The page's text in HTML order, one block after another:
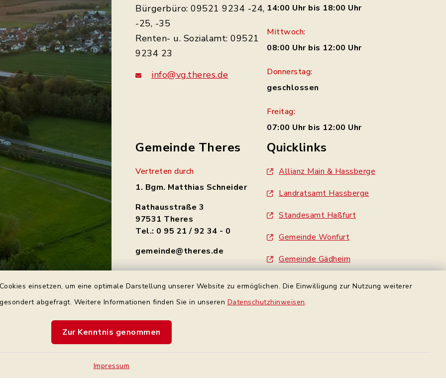
einsetzen, um eine optimale Darstellung unserer Website zu ermöglichen. Die Einwilligung zur Nutzung weiterer
abgefragt. Weitere Informationen finden Sie in unseren Datenschutzhinweisen.
Zur Kenntnis genommen
Impressum
Bürgerbüro: 09521 9234 -24,
-25, -35
Renten- u. Sozialamt: 09521
9234 23
info@vg.theres.de
14:00 Uhr bis 18:00 Uhr
Mittwoch:
08:00 Uhr bis 12:00 Uhr
Donnerstag:
geschlossen
Freitag:
07:00 Uhr bis 12:00 Uhr
Gemeinde Theres
Vertreten durch
1. Bgm. Matthias Schneider
Rathausstraße 3
97531 Theres
Tel.: 0 95 21 / 92 34 - 0
gemeinde@theres.de
Quicklinks
Allianz Main & Hassberge
Landratsamt Hassberge
Standesamt Haßfurt
Gemeinde Wonfurt
Gemeinde Gädheim
made by inixmedia
Kontakt